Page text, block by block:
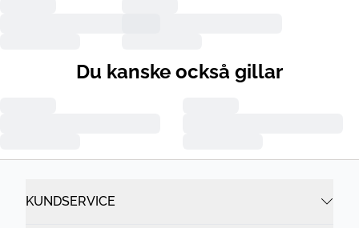
Du kanske också gillar
KUNDSERVICE